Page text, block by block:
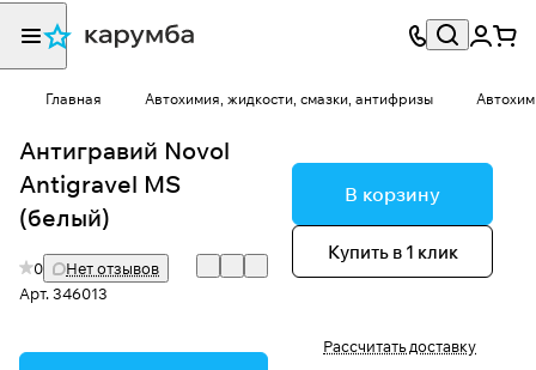
Главная Автохимия, жидкости, смазки, антифризы
Антигравий Novol
Antigravel MS
(белый)
0
Нет отзывов
Арт.346013
В корзину
Купить в 1 клик
Рассчитать доставку